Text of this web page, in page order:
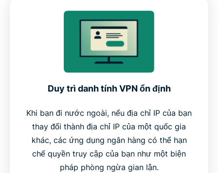
Duy trì danh tính VPN ổn định
Khi bạn đi nước ngoài, nếu địa chỉ IP của bạn
thay đổi thành địa chỉ IP của một quốc gia
khác, các ứng dụng ngân hàng có thể hạn
chế quyền truy cập của bạn như một biện
pháp phòng ngừa gian lận.